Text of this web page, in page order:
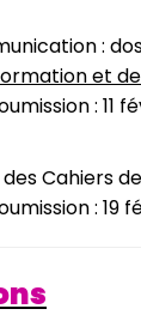
:
et
: 11
Cahiers
: 19